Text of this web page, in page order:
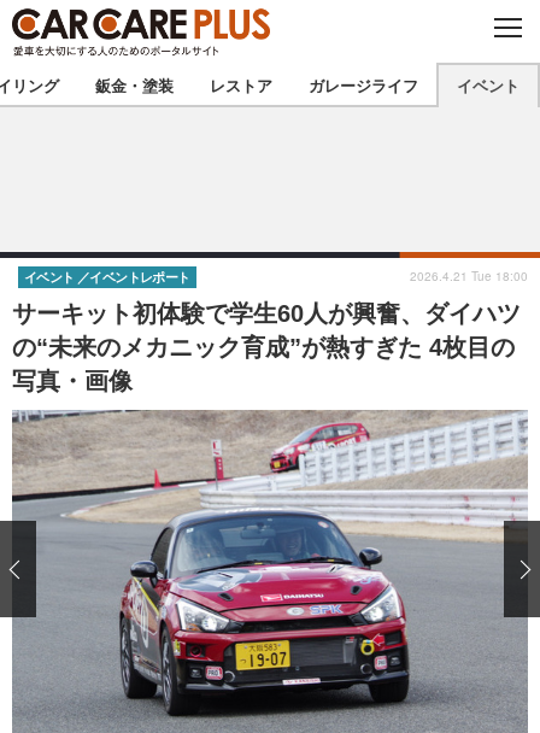
C
O
S
E
★カーケアプラス認定★ 厳選プロショップを地域から探す
甲信越 北陸
東海 関西
中国
九州 沖縄
注目の記事
ショップレポート 愛車 File
自動車豆知識 ストップ！不具合修理＆粗悪修理
鈑金・塗装
ディテイリング 洗車
ヘッドライト磨き コーティング
フィルム・ラッピング
小キズ直し 防錆
ストップ 不具合修理＆粗悪修理
カーメーカー「旧車」関連プロジェ
クト
ショップ紹介
リング 鈑金・塗装 レストア ガレージライフ イベント
サーキット初体験で学生60人が興奮、ダイハツ
の“未来のメカニック育成”が熱すぎた 4枚目の
写真・画像
イベント イベントレポート 2026.4.21 Tue 18:00